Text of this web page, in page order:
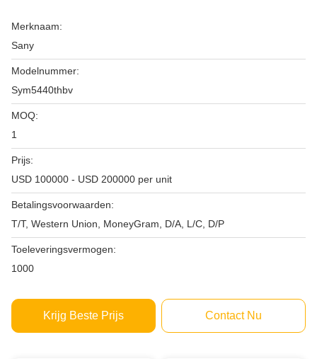
Merknaam:
Sany
Modelnummer:
Sym5440thbv
MOQ:
1
Prijs:
USD 100000 - USD 200000 per unit
Betalingsvoorwaarden:
T/T, Western Union, MoneyGram, D/A, L/C, D/P
Toeleveringsvermogen:
1000
Krijg Beste Prijs Contact Nu